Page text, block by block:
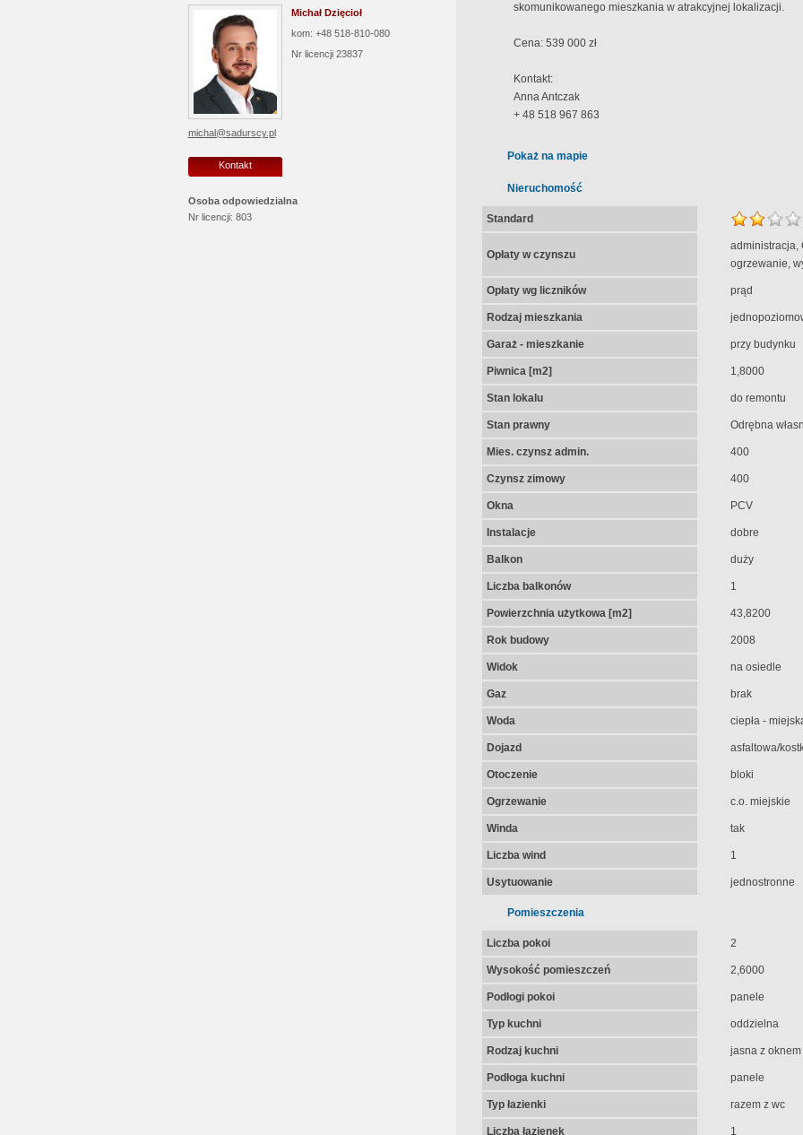
Michał Dzięcioł
kom: +48 518-810-080
Nr licencji 23837
michal@sadurscy.pl
Kontakt
Osoba odpowiedzialna
Nr licencji: 803
skomunikowanego mieszkania w atrakcyjnej lokalizacji.
Cena: 539 000 zł
Kontakt:
Anna Antczak
+ 48 518 967 863
Pokaż na mapie
Nieruchomość
Standard
Opłaty w czynszu
administracja,
ogrzewanie,
Opłaty wg liczników prąd
Rodzaj mieszkania
Garaż - mieszkanie przy budynku
Piwnica [m2] 1,8000
Stan lokalu do remontu
Stan prawny Odrębna
Mies. czynsz admin. 400
Czynsz zimowy 400
Okna PCV
Instalacje dobre
Balkon duży
Liczba balkonów 1
Powierzchnia użytkowa [m2] 43,8200
Rok budowy 2008
Widok na osiedle
Gaz brak
Woda ciepła -
Dojazd asfaltowa/
Otoczenie bloki
Ogrzewanie c.o. miejskie
Winda tak
Liczba wind 1
Usytuowanie jednostronne
Pomieszczenia
Liczba pokoi 2
Wysokość pomieszczeń 2,6000
Podłogi pokoi panele
Typ kuchni oddzielna
Rodzaj kuchni jasna z oknem
Podłoga kuchni panele
Typ łazienki razem z wc
Liczba łazienek 1